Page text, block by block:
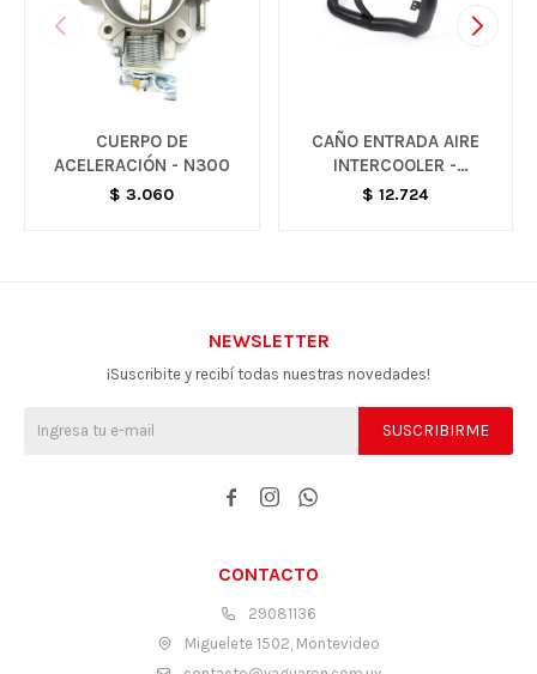
CUERPO DE
ACELERACIÓN - N300
$ 3.060
CAÑO ENTRADA AIRE
INTERCOOLER -
MONTANA / TRACKER
$ 12.724
CONTACTO
29081136
Miguelete 1502, Montevideo
NEWSLETTER
¡Suscribite y recibí todas nuestras novedades!
SUSCRIBIRME
  